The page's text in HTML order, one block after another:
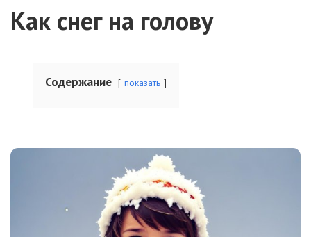
Как снег на голову
Содержание показать